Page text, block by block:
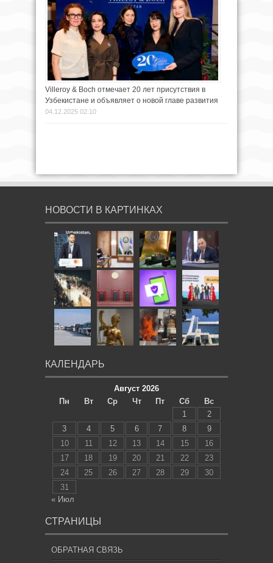
Villeroy & Boch отмечает 20 лет присутствия в
Узбекистане и объявляет о новой главе развития
04.12.2025 02:10
НОВОСТИ В КАРТИНКАХ
КАЛЕНДАРЬ
Август 2026
Пн
Вт Ср Чт Пт Сб
Вс
1
2
3
4 5 6 7 8
9
10
11 12 13 14 15
16
17
18 19 20 21 22
23
24
25 26 27 28 29
30
31
« Июл
СТРАНИЦЫ
ОБРАТНАЯ СВЯЗЬ